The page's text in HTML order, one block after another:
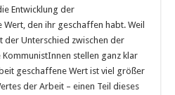
Entwicklung der
den ihr geschaffen habt. Weil
der Unterschied zwischen der
stellen ganz klar
geschaffene Wert ist viel größer
der Arbeit – einen Teil dieses